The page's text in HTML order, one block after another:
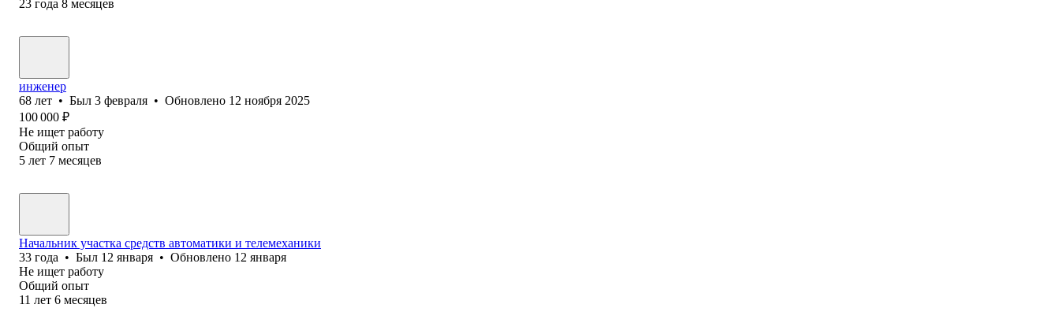
23 года 8 месяцев
инженер
68 лет • Был 3 февраля • Обновлено 12 ноября 2025
100 000 ₽
Не ищет работу
Общий опыт
5 лет 7 месяцев
Начальник участка средств автоматики и телемеханики
33 года • Был 12 января • Обновлено 12 января
Не ищет работу
Общий опыт
11 лет 6 месяцев